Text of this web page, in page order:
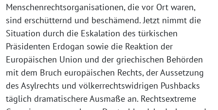
Menschenrechtsorganisationen, die vor Ort waren,
sind erschütternd und beschämend. Jetzt nimmt die
Situation durch die Eskalation des türkischen
Präsidenten Erdogan sowie die Reaktion der
Europäischen Union und der griechischen Behörden
mit dem Bruch europäischen Rechts, der Aussetzung
des Asylrechts und völkerrechtswidrigen Pushbacks
täglich dramatischere Ausmaße an. Rechtsextreme